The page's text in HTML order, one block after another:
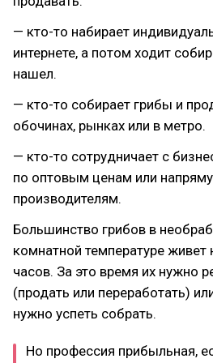
— кто-то набирает
интернете, а потом ходит
нашел.
— кто-то собирает грибы и
обочинах, рынках или в метро.
— кто-то сотрудничает с
по оптовым ценам или
производителям.
Большинство грибов в
комнатной температуре
часов. За это время их нужно
(продать или переработать)
нужно успеть собрать.
Но профессия прибыльная,